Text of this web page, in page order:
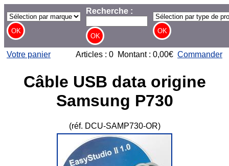
Recherche :
Votre panier Articles : 0 Montant : 0,00€ Commander
Câble USB data origine
Samsung P730
(réf. DCU-SAMP730-OR)